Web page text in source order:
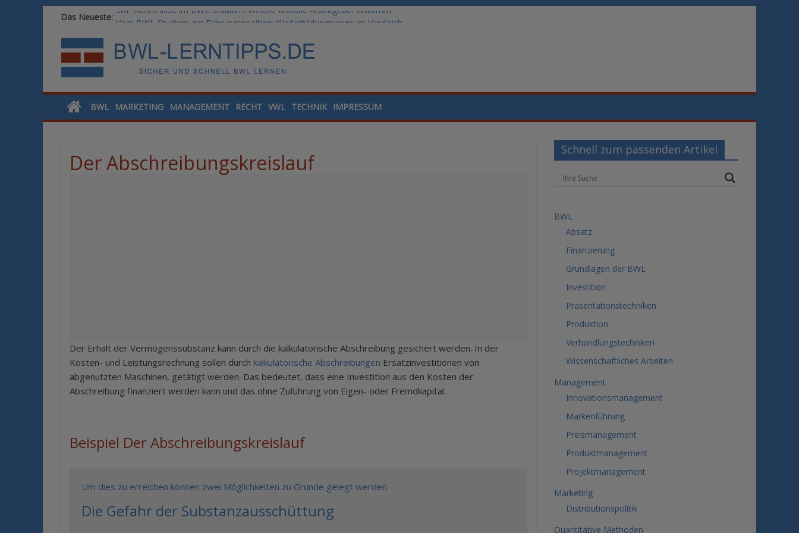
Das Neueste:
SAP-Kenntnisse im BWL-Studium: Welche Module Arbeitgeber erwarten
Vom BWL-Studium zur Führungsposition: Weiterbildungswege im Vergleich
KI-Kompetenz im BWL-Studium: Controlling und Datenanalyse verstehen
Methoden der Personalentwicklung: Blended Learning versus klassische Präsenzschulung im Vergleich
BWL MARKETING MANAGEMENT RECHT VWL TECHNIK IMPRESSUM
Der Abschreibungskreislauf
Der Erhalt der Vermögenssubstanz kann durch die kalkulatorische Abschreibung gesichert werden. In der
Kosten- und Leistungsrechnung sollen durch kalkulatorische Abschreibungen Ersatzinvestitionen von
abgenutzten Maschinen, getätigt werden. Das bedeutet, dass eine Investition aus den Kosten der
Abschreibung finanziert werden kann und das ohne Zuführung von Eigen- oder Fremdkapital.
Beispiel Der Abschreibungskreislauf
Um dies zu erreichen können zwei Möglichkeiten zu Grunde gelegt werden.
Die Gefahr der Substanzausschüttung
Schnell zum passenden Artikel
BWL
Absatz
Finanzierung
Grundlagen der BWL
Investition
Präsentationstechniken
Produktion
Verhandlungstechniken
Wissenschaftliches Arbeiten
Management
Innovationsmanagement
Markenführung
Preismanagement
Produktmanagement
Projektmanagement
Marketing
Distributionspolitik
Quantitative Methoden